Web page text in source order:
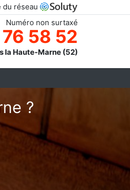
du réseau
Numéro non surtaxé
58 52
la Haute-Marne (52)
?